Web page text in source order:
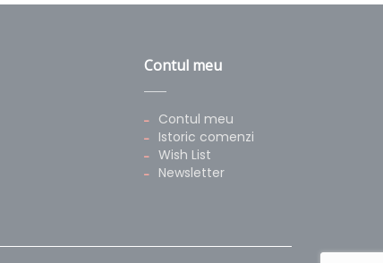
Contul meu
Contul meu
Istoric comenzi
Wish List
Newsletter